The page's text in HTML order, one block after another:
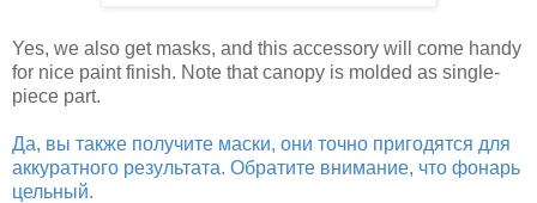
Yes, we also get masks, and this accessory will come handy
for nice paint finish. Note that canopy is molded as single-
piece part.
Да, вы также получите маски, они точно пригодятся для
аккуратного результата. Обратите внимание, что фонарь
цельный.